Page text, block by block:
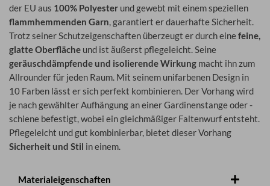
der EU aus 100% Polyester und gewebt mit einem speziellen
flammhemmenden Garn, garantiert er dauerhafte Sicherheit.
Trotz seiner Schutzeigenschaften überzeugt er durch einefeine,
glatte Oberfläche und ist äußerst pflegeleicht. Seine
geräuschdämpfende und isolierende Wirkung macht ihn zum
Allrounder für jeden Raum. Mit seinem unifarbenen Design in
10 Farben lässt er sich perfekt kombinieren. Der Vorhang wird
je nach gewählter Aufhängung an einer Gardinenstange oder -
schiene befestigt, wobei ein gleichmäßiger Faltenwurf entsteht.
Pflegeleicht und gut kombinierbar, bietet dieser Vorhang
Sicherheit und Stil in einem.
Materialeigenschaften